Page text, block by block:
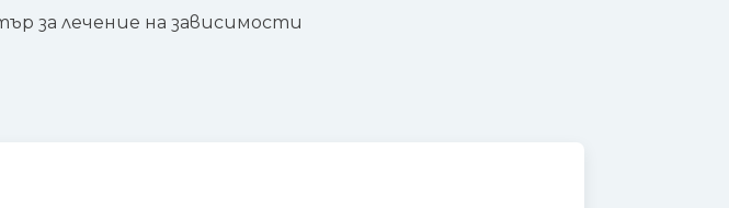
за лечение на зависимости